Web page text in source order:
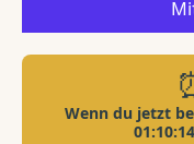
5
mm 5
mm
Wenn du jetzt
01:10:14